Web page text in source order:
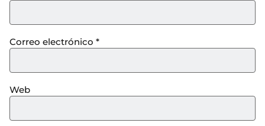
Correo electrónico *
Web